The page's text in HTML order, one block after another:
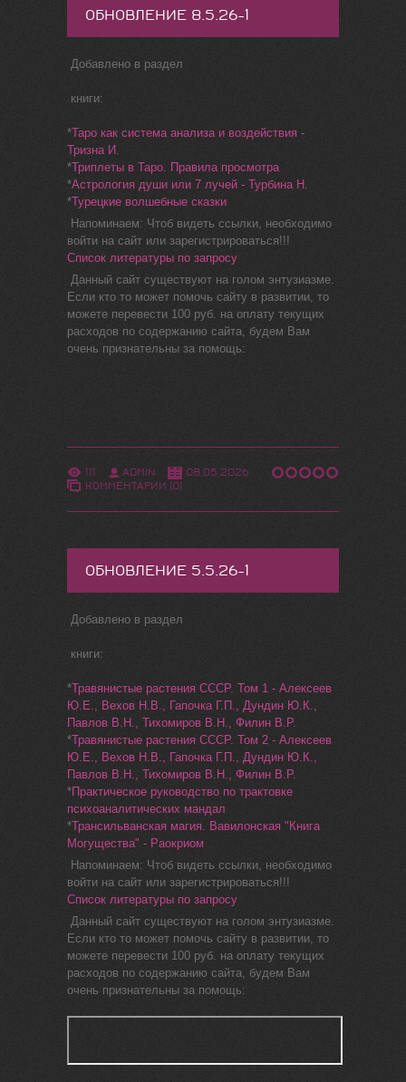
ОБНОВЛЕНИЕ 8.5.26-1
Добавлено в раздел
книги:
*Таро как система анализа и воздействия -
Тризна И.
*Триплеты в Таро. Правила просмотра
*Астрология души или 7 лучей - Турбина Н.
*Турецкие волшебные сказки
Напоминаем: Чтоб видеть ссылки, необходимо
войти на сайт или зарегистрироваться!!!
Список литературы по запросу
Данный сайт существуют на голом энтузиазме.
Если кто то может помочь сайту в развитии, то
можете перевести 100 руб. на оплату текущих
расходов по содержанию сайта, будем Вам
очень признательны за помощь:
111 ADMIN
08.05.2026
КОММЕНТАРИИ (0)
ОБНОВЛЕНИЕ 5.5.26-1
Добавлено в раздел
книги:
*Травянистые растения СССР. Том 1 - Алексеев
Ю.Е., Вехов Н.В., Гапочка Г.П., Дундин Ю.К.,
Павлов В.Н., Тихомиров В.Н., Филин В.Р.
*Травянистые растения СССР. Том 2 - Алексеев
Ю.Е., Вехов Н.В., Гапочка Г.П., Дундин Ю.К.,
Павлов В.Н., Тихомиров В.Н., Филин В.Р.
*Практическое руководство по трактовке
психоаналитических мандал
*Трансильванская магия. Вавилонская "Книга
Могущества" - Раокриом
Напоминаем: Чтоб видеть ссылки, необходимо
войти на сайт или зарегистрироваться!!!
Список литературы по запросу
Данный сайт существуют на голом энтузиазме.
Если кто то может помочь сайту в развитии, то
можете перевести 100 руб. на оплату текущих
расходов по содержанию сайта, будем Вам
очень признательны за помощь: